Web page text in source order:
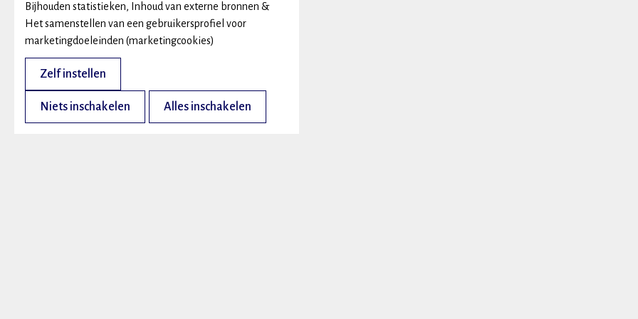
Bijhouden statistieken, Inhoud van externe bronnen &
Het samenstellen van een gebruikersprofiel voor
marketingdoeleinden (marketingcookies)
Zelf instellen
Niets inschakelen Alles inschakelen